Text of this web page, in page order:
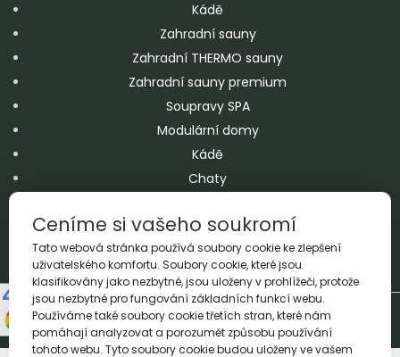
Kádě
Zahradní sauny
Zahradní THERMO sauny
Zahradní sauny premium
Soupravy SPA
Modulární domy
Kádě
Chaty
Bazény
Doplňky
Copyright A&M 2026 © All Rights Reserved
RealizacjaProadax.pl
Ceníme si vašeho soukromí
Tato webová stránka používá soubory cookie ke zlepšení
uživatelského komfortu. Soubory cookie, které jsou
klasifikovány jako nezbytné, jsou uloženy v prohlížeči, protože
jsou nezbytné pro fungování základních funkcí webu.
Používáme také soubory cookie třetích stran, které nám
pomáhají analyzovat a porozumět způsobu používání
tohoto webu. Tyto soubory cookie budou uloženy ve vašem